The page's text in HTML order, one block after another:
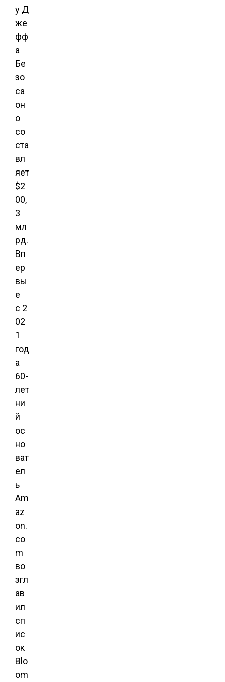
у Д
же
фф
а
Бе
зо
са
он
о
со
ста
вл
яет
$2
00,
3
мл
рд.
Вп
ер
вы
е
с 2
02
1
год
а
60-
лет
ни
й
ос
но
ват
ел
ь
Am
az
on.
co
m
во
згл
ав
ил
сп
ис
ок
Blo
om